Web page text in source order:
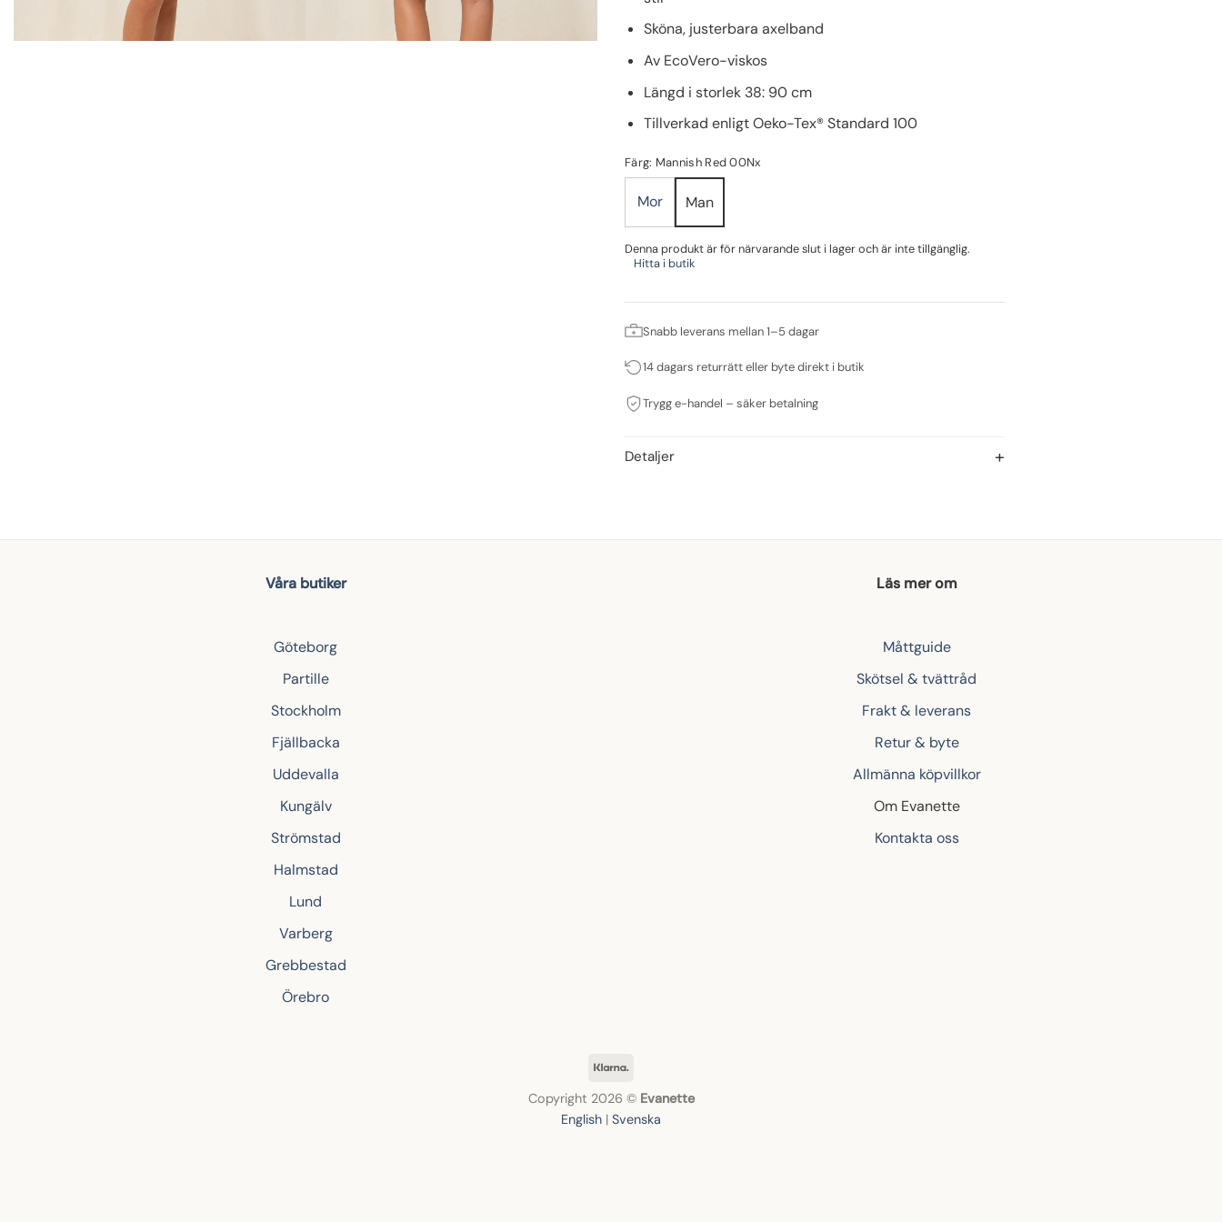
Sköna, justerbara axelband
Av EcoVero-viskos
Längd i storlek 38: 90 cm
Tillverkad enligt Oeko-Tex® Standard 100
Färg: Mannish Red 00Nx
Mor Man
Denna produkt är för närvarande slut i lager och är inte tillgänglig.
Hitta i butik
Snabb leverans mellan 1–5 dagar
14 dagars returrätt eller byte direkt i butik
Trygg e-handel – säker betalning
Detaljer
Våra butiker
Göteborg
Partille
Stockholm
Fjällbacka
Uddevalla
Kungälv
Strömstad
Halmstad
Lund
Varberg
Grebbestad
Örebro
Läs mer om
Måttguide
Skötsel & tvättråd
Frakt & leverans
Retur & byte
Allmänna köpvillkor
Om Evanette
Kontakta oss
Klarna
Copyright 2026 © Evanette
English | Svenska